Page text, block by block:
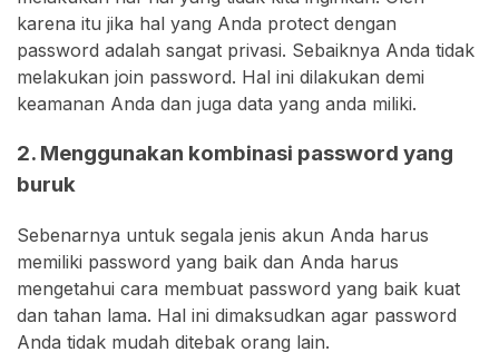
karena itu jika hal yang Anda protect dengan
password adalah sangat privasi. Sebaiknya Anda tidak
melakukan join password. Hal ini dilakukan demi
keamanan Anda dan juga data yang anda miliki.
2. Menggunakan kombinasi password yang
buruk
Sebenarnya untuk segala jenis akun Anda harus
memiliki password yang baik dan Anda harus
mengetahui cara membuat password yang baik kuat
dan tahan lama. Hal ini dimaksudkan agar password
Anda tidak mudah ditebak orang lain.